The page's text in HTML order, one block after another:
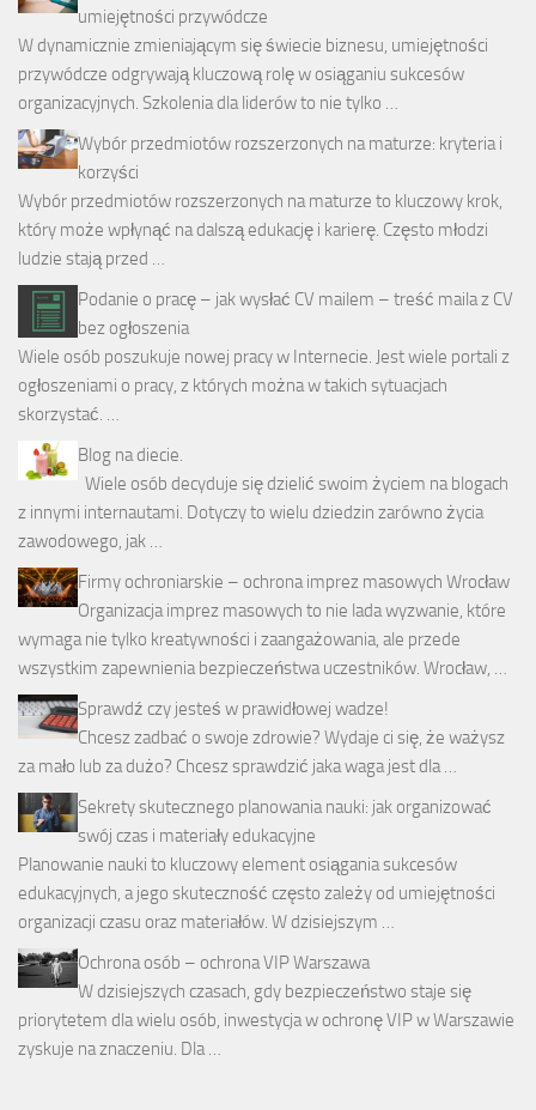
umiejętności przywódcze
W dynamicznie zmieniającym się świecie biznesu, umiejętności
przywódcze odgrywają kluczową rolę w osiąganiu sukcesów
organizacyjnych. Szkolenia dla liderów to nie tylko …
Wybór przedmiotów rozszerzonych na maturze: kryteria i
korzyści
Wybór przedmiotów rozszerzonych na maturze to kluczowy krok,
który może wpłynąć na dalszą edukację i karierę. Często młodzi
ludzie stają przed …
Podanie o pracę – jak wysłać CV mailem – treść maila z CV
bez ogłoszenia
Wiele osób poszukuje nowej pracy w Internecie. Jest wiele portali z
ogłoszeniami o pracy, z których można w takich sytuacjach
skorzystać. …
Blog na diecie.
Wiele osób decyduje się dzielić swoim życiem na blogach
z innymi internautami. Dotyczy to wielu dziedzin zarówno życia
zawodowego, jak …
Firmy ochroniarskie – ochrona imprez masowych Wrocław
Organizacja imprez masowych to nie lada wyzwanie, które
wymaga nie tylko kreatywności i zaangażowania, ale przede
wszystkim zapewnienia bezpieczeństwa uczestników. Wrocław, …
Sprawdź czy jesteś w prawidłowej wadze!
Chcesz zadbać o swoje zdrowie? Wydaje ci się, że ważysz
za mało lub za dużo? Chcesz sprawdzić jaka waga jest dla …
Sekrety skutecznego planowania nauki: jak organizować
swój czas i materiały edukacyjne
Planowanie nauki to kluczowy element osiągania sukcesów
edukacyjnych, a jego skuteczność często zależy od umiejętności
organizacji czasu oraz materiałów. W dzisiejszym …
Ochrona osób – ochrona VIP Warszawa
W dzisiejszych czasach, gdy bezpieczeństwo staje się
priorytetem dla wielu osób, inwestycja w ochronę VIP w Warszawie
zyskuje na znaczeniu. Dla …